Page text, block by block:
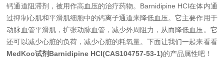
钙通道阻滞剂，被用作高血压的治疗药物。 Barnidipine HCl在体内通
过抑制心肌和平滑肌细胞中的钙离子通道来降低血压。它主要作用于
动脉血管平滑肌，扩张动脉血管，减少外周阻力，从而降低血压。它
还可以减少心脏的负荷，减少心脏的耗氧量。下面让我们一起来看看
MedKoo试剂 Barnidipine HCl(CAS104757-53-1)的产品属性吧！